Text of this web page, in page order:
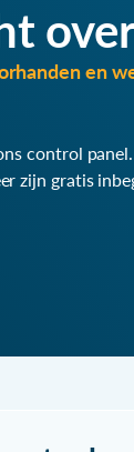
en
control panel.
zijn gratis